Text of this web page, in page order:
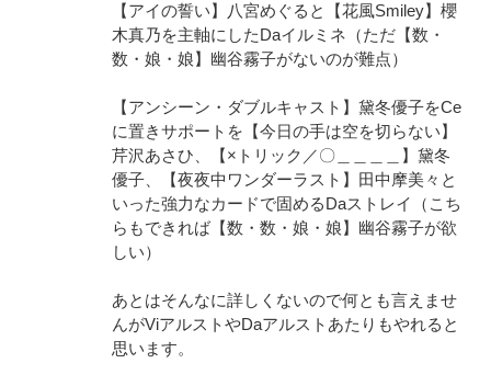
【アイの誓い】八宮めぐると【花風Smiley】櫻
木真乃を主軸にしたDaイルミネ（ただ【数・
数・娘・娘】幽谷霧子がないのが難点）
【アンシーン・ダブルキャスト】黛冬優子をCe
に置きサポートを【今日の手は空を切らない】
芹沢あさひ、【×トリック／〇＿＿＿＿】黛冬
優子、【夜夜中ワンダーラスト】田中摩美々と
いった強力なカードで固めるDaストレイ（こち
らもできれば【数・数・娘・娘】幽谷霧子が欲
しい）
あとはそんなに詳しくないので何とも言えませ
んがViアルストやDaアルストあたりもやれると
思います。